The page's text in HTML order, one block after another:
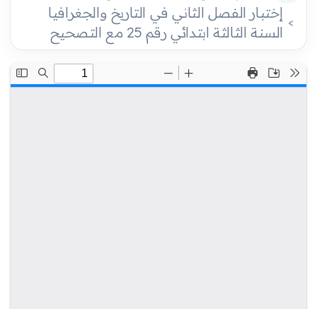
إختبار الفصل الثاني في التاريخ والجغرافيا
السنة الثالثة ابتدائي رقم 25 مع التصحيح